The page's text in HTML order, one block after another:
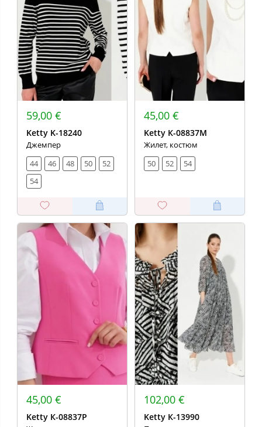
59,00 €
Ketty K-18240
Джемпер
44
46 48 50
52
54
45,00 €
Ketty К-08837М
Жилет, костюм
50
52 54
45,00 €
Ketty К-08837Р
102,00 €
Ketty К-13990